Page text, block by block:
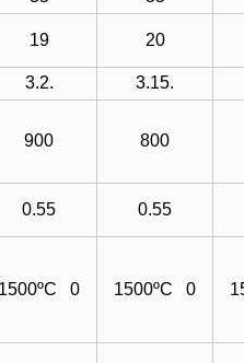
19 20
3.2.
3.15.
900 800
0.55 0.55
1500ºC 0 1500ºC 0